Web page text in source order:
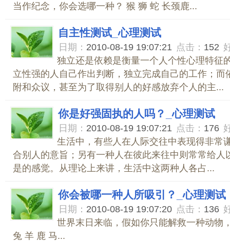
当作纪念，你会选哪一种？ 猴 狮 蛇 长颈鹿...
自主性测试_心理测试
日期： 2010-08-19 19:07:21 点击： 152
独立还是依赖是衡量一个人个性心理特征
立性强的人自己作出判断，独立完成自己的工作；而
附和众议，甚至为了取得别人的好感放弃个人的主...
你是好强固执的人吗？_心理测试
日期： 2010-08-19 19:07:21 点击： 176
生活中，有些人在人际交往中表现得非常
合别人的意旨；另有一种人在彼此来往中则常常给人
是的感觉。从理论上来讲，生活中这两种人各占...
你会被哪一种人所吸引？_心理测试
日期： 2010-08-19 19:07:20 点击： 136
世界末日来临，假如你只能解救一种动物
兔 羊 鹿 马...